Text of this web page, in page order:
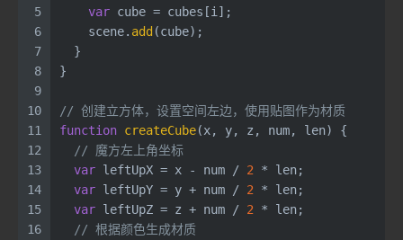
5
6
7
8
9
10
11
12
13
14
15
16
var cube = cubes[i];
    scene.
add (cube);
  }
}
// 创建立方体，设置空间左边，使用贴图作为材质
function createCube(x, y, z, num, len) {
// 魔方左上角坐标
var leftUpX = x - num / 2 * len;
var leftUpY = y + num / 2 * len;
var leftUpZ = z + num / 2 * len;
// 根据颜色生成材质